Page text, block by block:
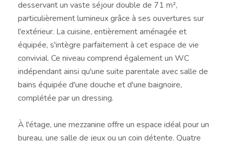
desservant un vaste séjour double de 71 m²,
particulièrement lumineux grâce à ses ouvertures sur
l'extérieur. La cuisine, entièrement aménagée et
équipée, s'intègre parfaitement à cet espace de vie
convivial. Ce niveau comprend également un WC
indépendant ainsi qu'une suite parentale avec salle de
bains équipée d'une douche et d'une baignoire,
complétée par un dressing.
À l'étage, une mezzanine offre un espace idéal pour un
bureau, une salle de jeux ou un coin détente. Quatre